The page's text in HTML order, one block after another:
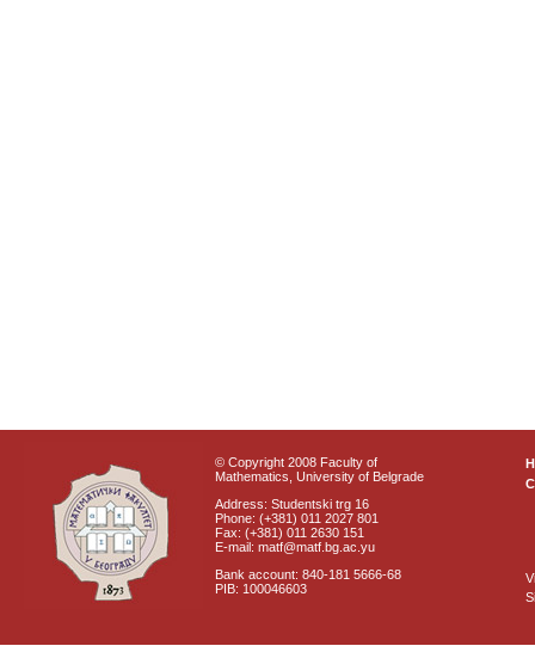
© Copyright 2008 Faculty of
Mathematics, University of Belgrade
Address: Studentski trg 16
Phone: (+381) 011 2027 801
Fax: (+381) 011 2630 151
E-mail: matf@matf.bg.ac.yu
Bank account: 840-181 5666-68
PIB: 100046603